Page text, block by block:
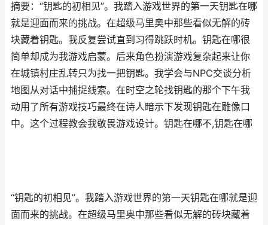
摘要：“钥匙的初相见”。我踏入游戏世界的第一天钥匙在哪
就是迎面而来的挑战。在超级马里奥中那些看似无解的砖
块藏着钥匙。我反复尝试直到习得跳跃时机。钥匙在哪很
简单却成为我游戏启蒙。后来角色扮演游戏复杂起来让你
在城镇村庄乱转只为找一把钥匙。我学会与NPC交谈分析
地图从对话中捕捉线索。在时空之轮找钥匙的那个下午我
动用了所有游戏技巧最终在诗人暗示下发现钥匙在雕像口
中。这个过程教会我敬畏游戏设计。钥匙在哪不,钥匙在哪
“钥匙的初相见”。我踏入游戏世界的第一天钥匙在哪就是迎
面而来的挑战。在超级马里奥中那些看似无解的砖块藏着